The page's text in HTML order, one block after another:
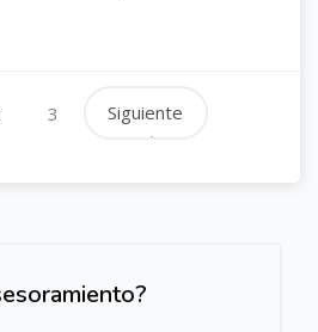
3 Siguiente